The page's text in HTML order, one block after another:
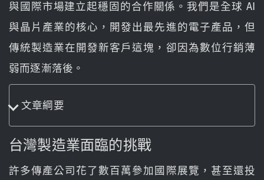
與國際市場建立起穩固的合作關係。我們是全球 AI
與晶片產業的核心，開發出最先進的電子產品，但
傳統製造業在開發新客戶這塊，卻因為數位行銷薄
弱而逐漸落後。
文章綱要
台灣製造業面臨的挑戰
許多傳產公司花了數百萬參加國際展覽，甚至還投